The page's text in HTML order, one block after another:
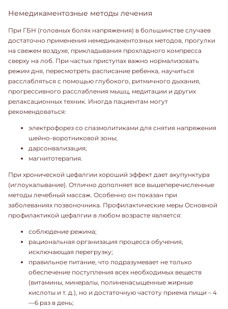
Немедикаментозные методы лечения
При ГБН (головных болях напряжения) в большинстве случаев
достаточно применения немедикаментозных методов, прогулки
на свежем воздухе, прикладывания прохладного компресса
сверху на лоб. При частых приступах важно нормализовать
режим дня, пересмотреть расписание ребенка, научиться
расслабляться с помощью глубокого, ритмичного дыхания,
прогрессивного расслабления мышц, медитации и других
релаксационных техник. Иногда пациентам могут
рекомендоваться:
электрофорез со спазмолитиками для снятия напряжения
шейно-воротниковой зоны;
дарсонвализация;
магнитотерапия.
При хронической цефалгии хороший эффект дает акупунктура
(иглоукалывание). Отлично дополняет все вышеперечисленные
методы лечебный массаж. Особенно он показан при
заболеваниях позвоночника. Профилактические меры Основной
профилактикой цефалгии в любом возрасте является:
соблюдение режима;
рациональная организация процесса обучения,
исключающая перегрузку;
правильное питание, что подразумевает не только
обеспечение поступления всех необходимых веществ
(витамины, минералы, полиненасыщенные жирные
кислоты и т. д.), но и достаточную частоту приема пищи – 4
—6 раз в день;